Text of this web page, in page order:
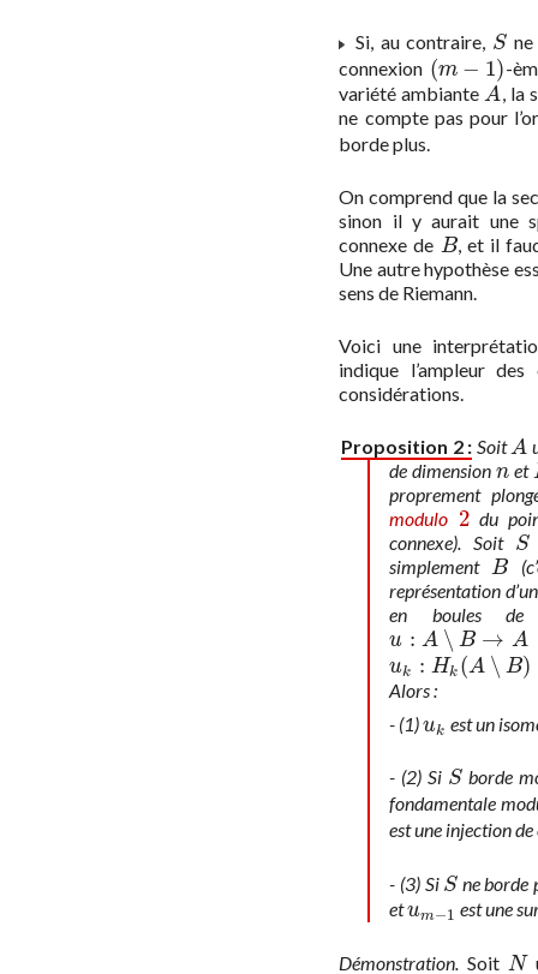
Si, au contraire, S
S ne
connexion (m − 1)
(m− 1)
-
variété ambiante A
A , la
ne compte pas pour
borde plus.
On comprend que la
sinon il y aurait une
connexe de B
B , et il
Une autre hypothèse
sens de Riemann.
Voici une
indique l’ampleur
considérations.
Proposition 2 : SoitA
A
de dimensionn
n et
proprement
modulo 2
2du
connexe). Soit S
S
simplement B
B
représentation
en boules
u : A ∖ B → A
u: A ∖B →A
uk : Hk (A ∖ B)
uk: H k(A∖B )→Hk
Alors :
- (1)uk
uk est un
- (2) Si S
S borde
fondamentale
est une injection
- (3) Si S
S ne borde
etum−1
um−1 est une
Démonstration. Soit N
N